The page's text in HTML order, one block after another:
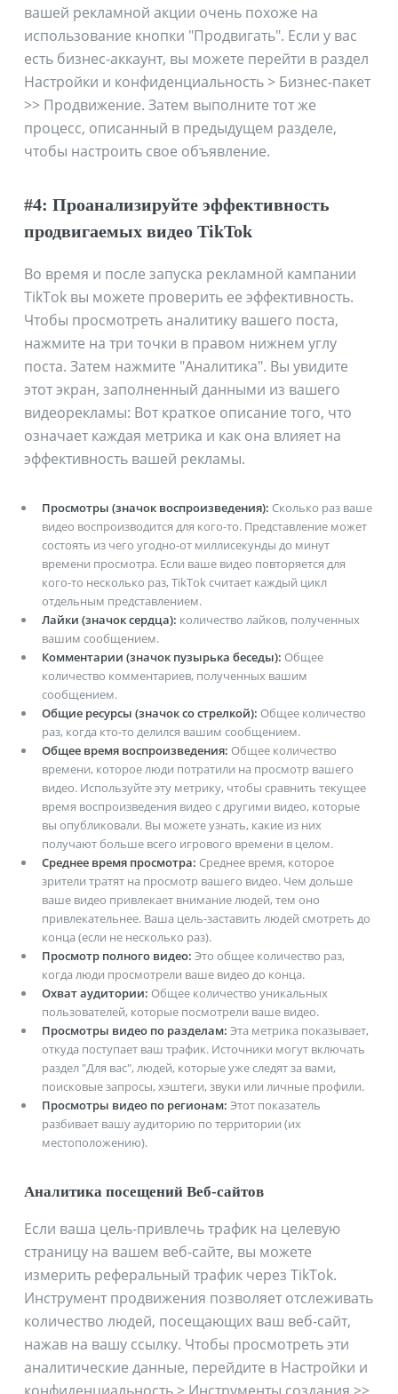
вашей рекламной акции очень похоже на
использование кнопки "Продвигать". Если у вас
есть бизнес-аккаунт, вы можете перейти в раздел
Настройки и конфиденциальность > Бизнес-пакет
>> Продвижение. Затем выполните тот же
процесс, описанный в предыдущем разделе,
чтобы настроить свое объявление.
#4: Проанализируйте эффективность
продвигаемых видео TikTok
Во время и после запуска рекламной кампании
TikTok вы можете проверить ее эффективность.
Чтобы просмотреть аналитику вашего поста,
нажмите на три точки в правом нижнем углу
поста. Затем нажмите "Аналитика". Вы увидите
этот экран, заполненный данными из вашего
видеорекламы: Вот краткое описание того, что
означает каждая метрика и как она влияет на
эффективность вашей рекламы.
Просмотры (значок воспроизведения): Сколько раз ваше
видео воспроизводится для кого-то. Представление может
состоять из чего угодно-от миллисекунды до минут
времени просмотра. Если ваше видео повторяется для
кого-то несколько раз, TikTok считает каждый цикл
отдельным представлением.
Лайки (значок сердца): количество лайков, полученных
вашим сообщением.
Комментарии (значок пузырька беседы): Общее
количество комментариев, полученных вашим
сообщением.
Общие ресурсы (значок со стрелкой): Общее количество
раз, когда кто-то делился вашим сообщением.
Общее время воспроизведения: Общее количество
времени, которое люди потратили на просмотр вашего
видео. Используйте эту метрику, чтобы сравнить текущее
время воспроизведения видео с другими видео, которые
вы опубликовали. Вы можете узнать, какие из них
получают больше всего игрового времени в целом.
Среднее время просмотра: Среднее время, которое
зрители тратят на просмотр вашего видео. Чем дольше
ваше видео привлекает внимание людей, тем оно
привлекательнее. Ваша цель-заставить людей смотреть до
конца (если не несколько раз).
Просмотр полного видео: Это общее количество раз,
когда люди просмотрели ваше видео до конца.
Охват аудитории: Общее количество уникальных
пользователей, которые посмотрели ваше видео.
Просмотры видео по разделам: Эта метрика показывает,
откуда поступает ваш трафик. Источники могут включать
раздел "Для вас", людей, которые уже следят за вами,
поисковые запросы, хэштеги, звуки или личные профили.
Просмотры видео по регионам: Этот показатель
разбивает вашу аудиторию по территории (их
местоположению).
Аналитика посещений Веб-сайтов
Если ваша цель-привлечь трафик на целевую
страницу на вашем веб-сайте, вы можете
измерить реферальный трафик через TikTok.
Инструмент продвижения позволяет отслеживать
количество людей, посещающих ваш веб-сайт,
нажав на вашу ссылку. Чтобы просмотреть эти
аналитические данные, перейдите в Настройки и